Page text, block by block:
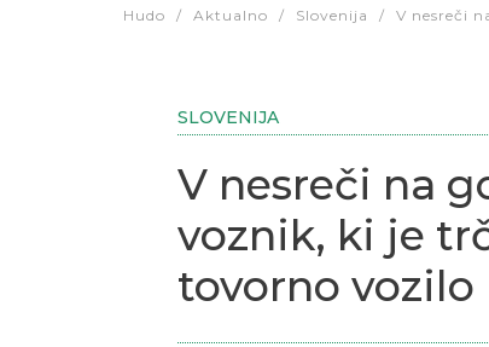
Hudo / Aktualno / Slovenija / V nesreči
SLOVENIJA
V nesreči na
voznik, ki je
tovorno vozilo